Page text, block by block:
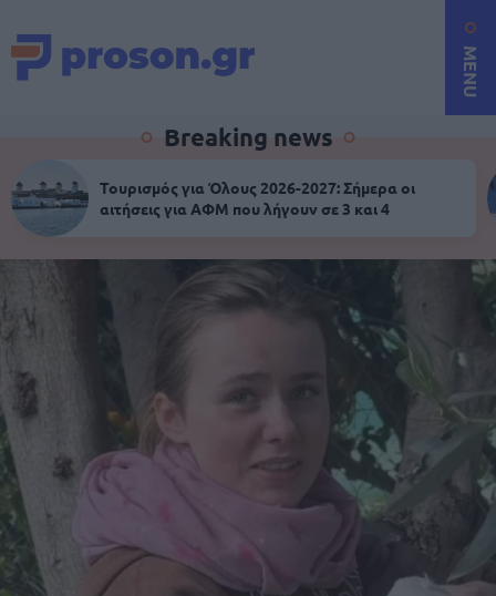
MENU
Breaking news
Τουρισμός για Όλους 2026-2027: Σήμερα οι
αιτήσεις για ΑΦΜ που λήγουν σε 3 και 4